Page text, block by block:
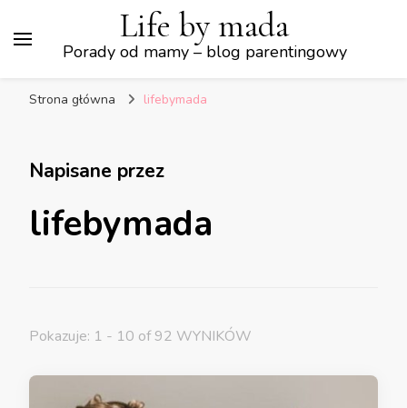
Life by mada
Porady od mamy – blog parentingowy
Strona główna lifebymada
Napisane przez
lifebymada
Pokazuje: 1 - 10 of 92 WYNIKÓW